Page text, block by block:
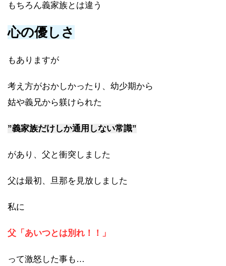
もちろん義家族とは違う
心の優しさ
もありますが
考え方がおかしかったり、幼少期から
姑や義兄から躾けられた
”義家族だけしか通用しない常識”
があり、父と衝突しました
父は最初、旦那を見放しました
私に
父「あいつとは別れ！！」
って激怒した事も…